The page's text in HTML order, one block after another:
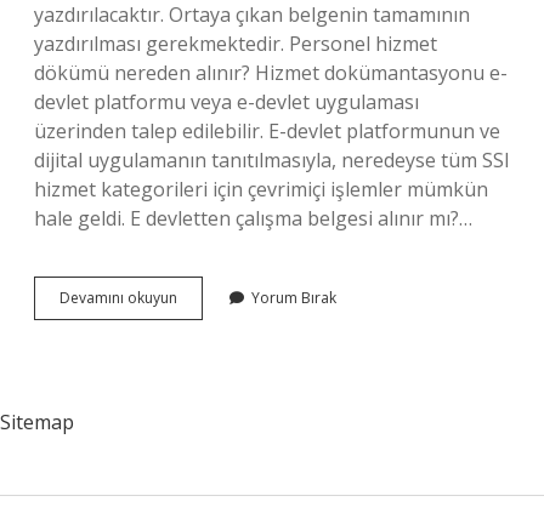
yazdırılacaktır. Ortaya çıkan belgenin tamamının
yazdırılması gerekmektedir. Personel hizmet
dökümü nereden alınır? Hizmet dokümantasyonu e-
devlet platformu veya e-devlet uygulaması
üzerinden talep edilebilir. E-devlet platformunun ve
dijital uygulamanın tanıtılmasıyla, neredeyse tüm SSI
hizmet kategorileri için çevrimiçi işlemler mümkün
hale geldi. E devletten çalışma belgesi alınır mı?…
Devamını okuyun Çalışma
Dökümü
Yorum Bırak
Sitemap